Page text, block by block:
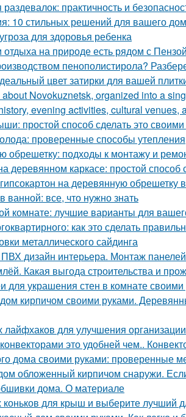
практичность и
10 стильных решений для вашего
для здоровья ребенка
на природе есть рядом с
пенополистирола?
цвет затирки для вашей
Novokuznetsk, organized into a
evening activities, cultural venues,
простой способ сделать это
проверенные способы утепления
обрешетку: подходы к монтажу и
деревянном каркасе: простой
на деревянную обрешетку
ванной: все, что нужно знать
комнате: лучшие варианты для
как это сделать
металлического сайдинга
ПВХ дизайн интерьера. Монтаж
Какая выгода строительства и
для украшения стен в комнате своими
кирпичом своими руками.
лайфхаков для улучшения организации
это удобней чем..
дома своими руками: проверенные
обложенный кирпичом снаружи.
дома. О материале
коньков для крыш и выберите лучший